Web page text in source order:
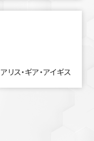
アリス・ギア・アイギス